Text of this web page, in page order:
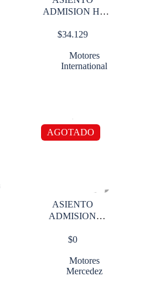
ADMISION HI
$34.129
Motores
International
AGOTADO
ASIENTO
ADMISION
OM460
$0
Motores
Mercedez